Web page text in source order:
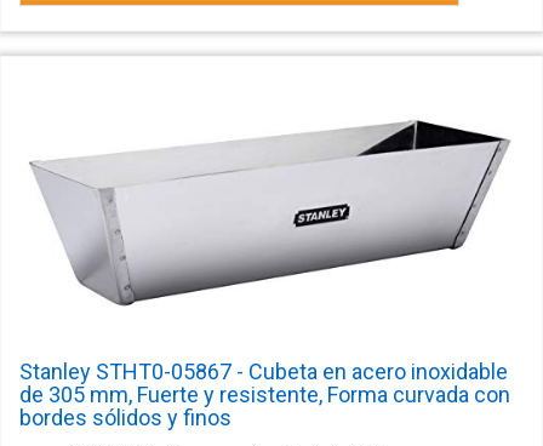
Stanley STHT0-05867 - Cubeta en acero inoxidable
de 305 mm, Fuerte y resistente, Forma curvada con
bordes sólidos y finos